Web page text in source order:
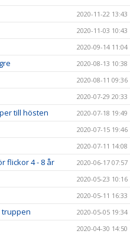
2020-11-22 13:43
2020-11-03 10:43
2020-09-14 11:04
2020-08-13 10:38
2020-08-11 09:36
2020-07-29 20:33
till hösten 2020-07-18 19:49
2020-07-15 19:46
2020-07-11 14:08
flickor 4 - 8 år 2020-06-17 07:57
2020-05-23 10:16
2020-05-11 16:33
truppen 2020-05-05 19:34
2020-04-30 14:50